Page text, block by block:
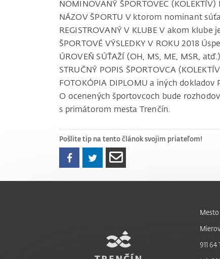
NOMINOVANÝ ŠPORTOVEC
NÁZOV ŠPORTU V ktorom nominant
REGISTROVANÝ V KLUBE V akom
ŠPORTOVÉ VÝSLEDKY V ROKU 2018
ÚROVEŇ SÚŤAŽÍ (OH, MS, ME, MSR,
STRUČNÝ POPIS ŠPORTOVCA
FOTOKÓPIA DIPLOMU a iných dokladov
O ocenených športovcoch bude
s primátorom mesta Trenčín.
Pošlite tip na tento článok svojim priateľom!
911